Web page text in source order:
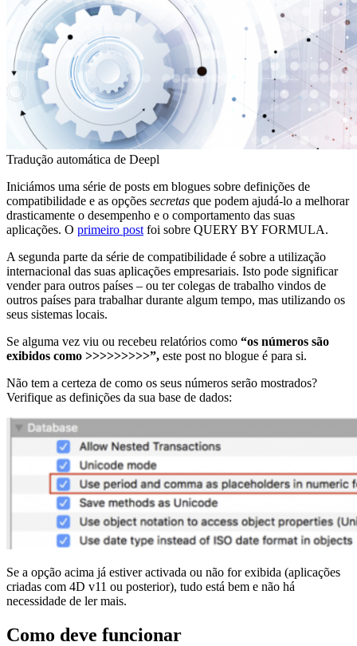
Tradução automática de Deepl
Iniciámos uma série de posts em blogues sobre definições de
compatibilidade e as opções secretas que podem ajudá-lo a melhorar
drasticamente o desempenho e o comportamento das suas
aplicações. O primeiro post foi sobre QUERY BY FORMULA.
A segunda parte da série de compatibilidade é sobre a utilização
internacional das suas aplicações empresariais. Isto pode significar
vender para outros países – ou ter colegas de trabalho vindos de
outros países para trabalhar durante algum tempo, mas utilizando os
seus sistemas locais.
Se alguma vez viu ou recebeu relatórios como “os números são
exibidos como >>>>>>>>>”, este post no blogue é para si.
Não tem a certeza de como os seus números serão mostrados?
Verifique as definições da sua base de dados:
Se a opção acima já estiver activada ou não for exibida (aplicações
criadas com 4D v11 ou posterior), tudo está bem e não há
necessidade de ler mais.
Como deve funcionar